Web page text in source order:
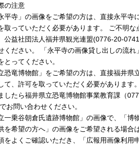
の注意
平寺」の画像をご希望の方は、直接永平寺
取っていただく必要があります。 ご不明な
公益社団法人福井県観光連盟(0776-20-
ください。 「永平寺の画像貸し出しの流れ
とってください。
恐竜博物館」をご希望の方は、直接福井県
て、許可を取っていただく必要があります
したら福井県立恐竜博物館事業教育課（
お問い合わせください。
一乗谷朝倉氏遺跡博物館」の画像で、「博
を希望の方へ」の画像をご希望される場合
をよくご確認いただき、「広報用画像利用